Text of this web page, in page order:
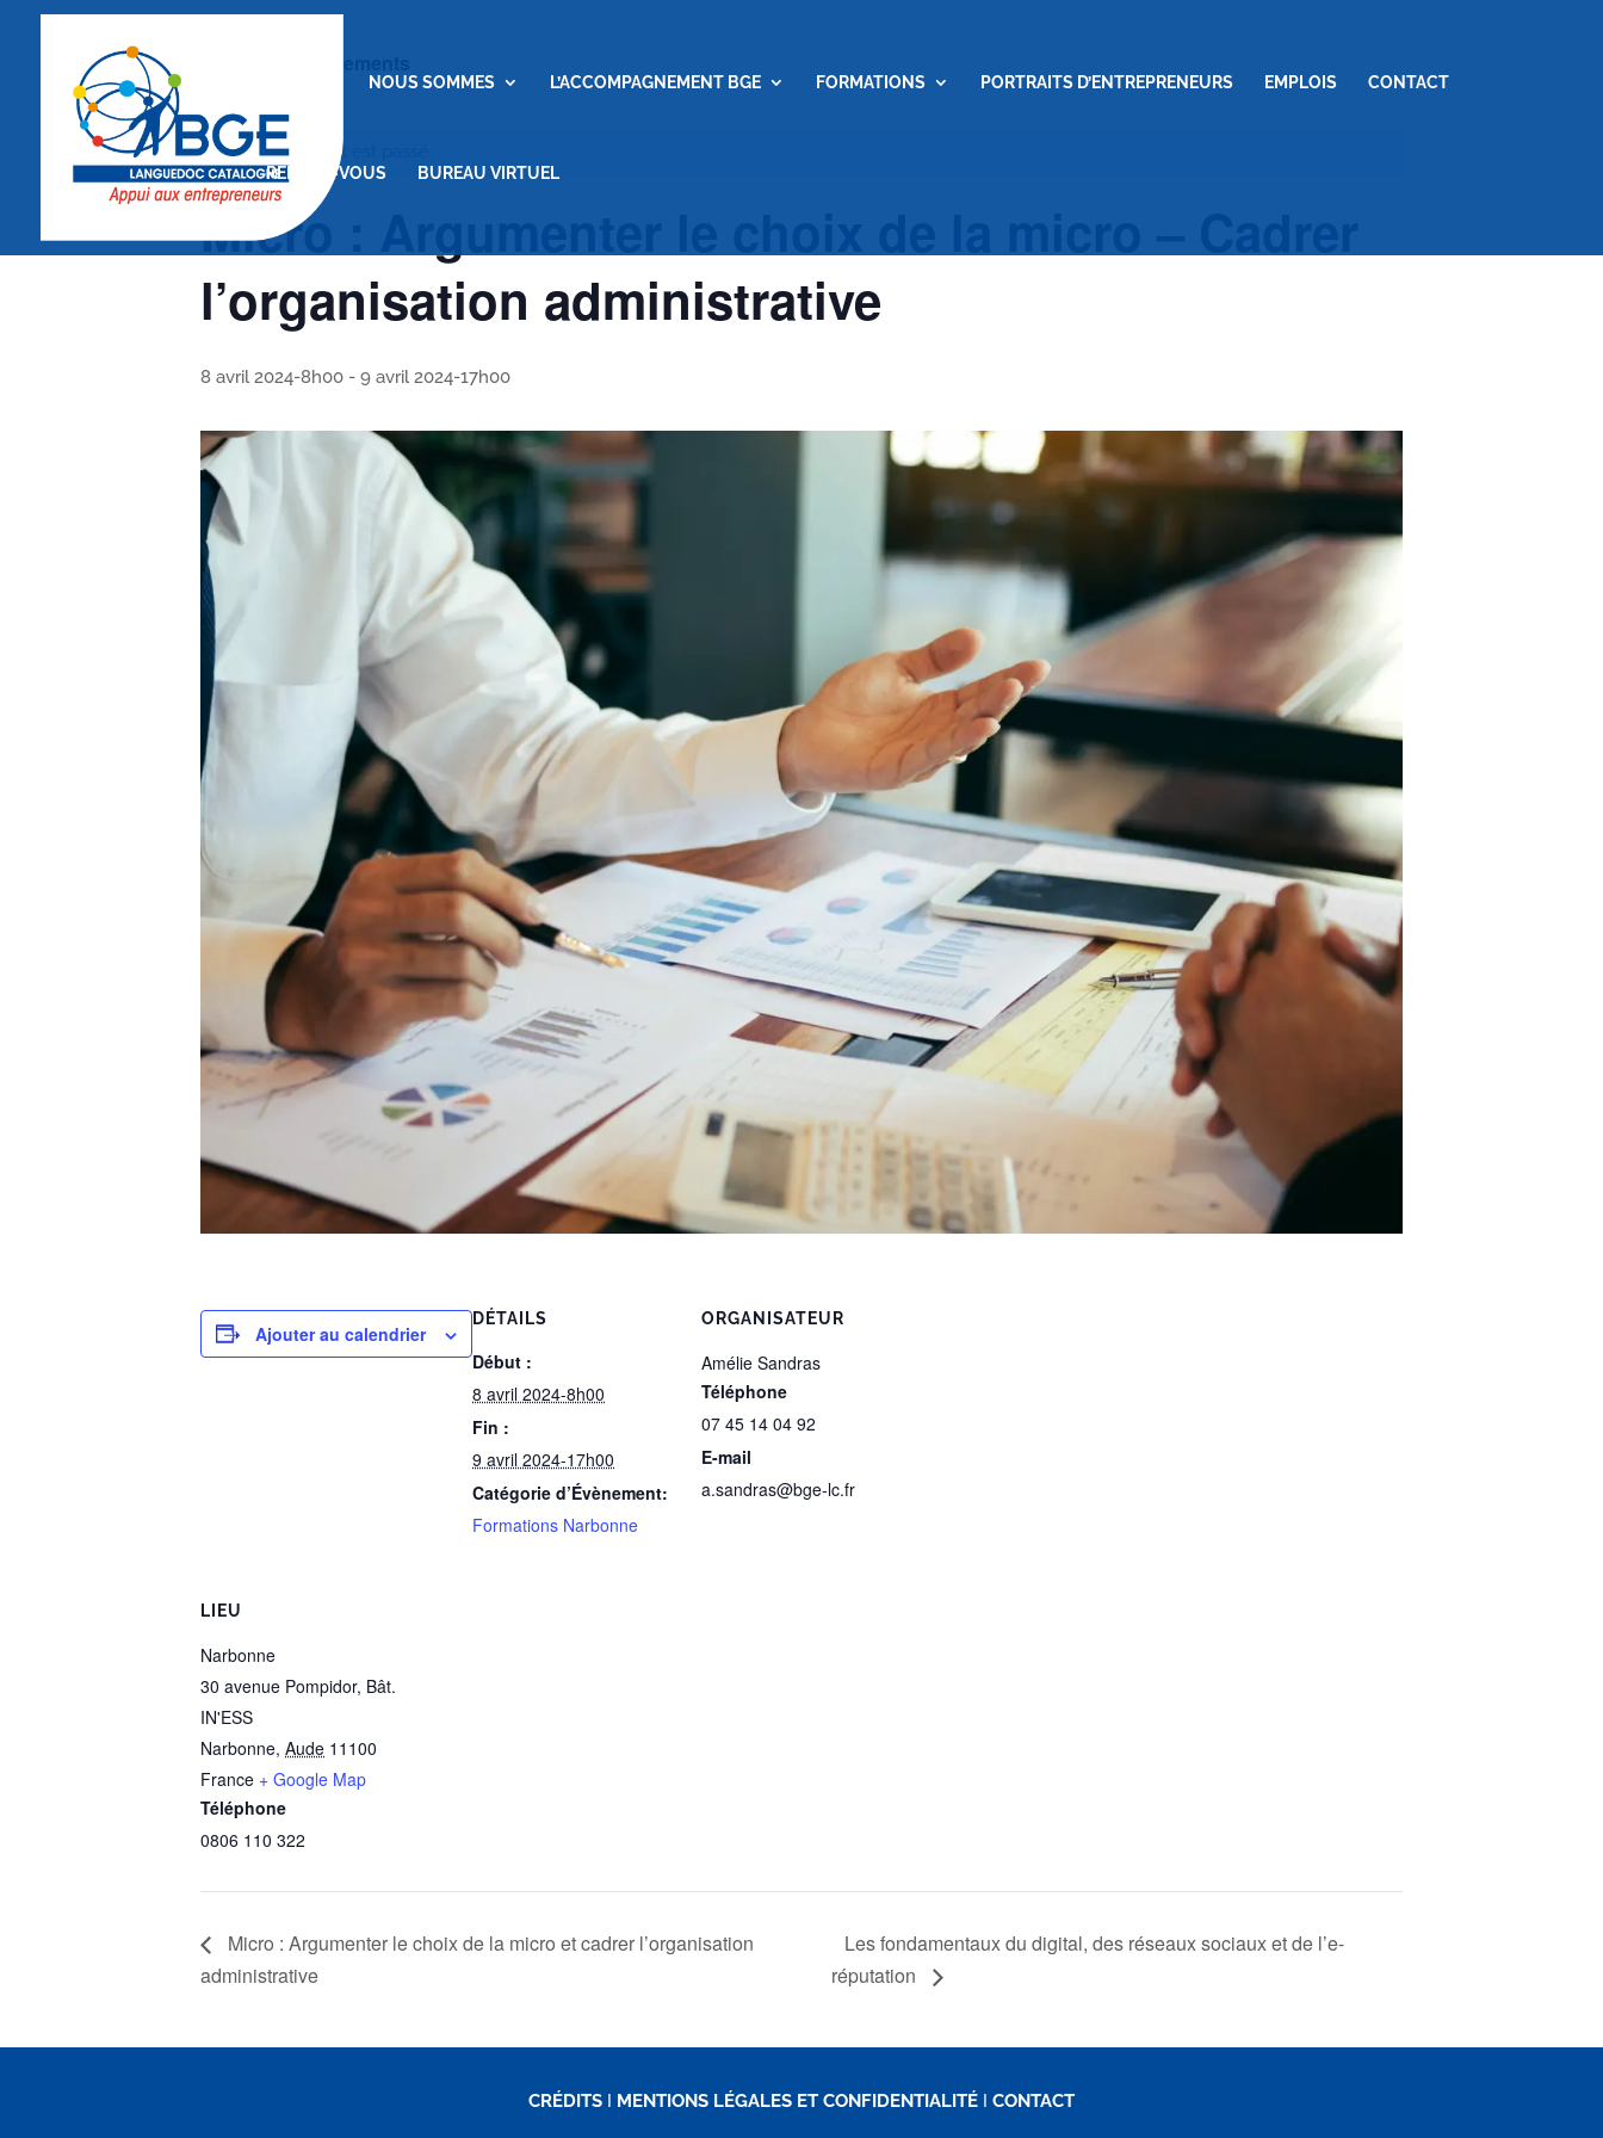
NOUS SOMMES L’ACCOMPAGNEMENT BGE FORMATIONS PORTRAITS D’ENTREPRENEURS EMPLOIS CONTACT
RENDEZ-VOUS BUREAU VIRTUEL
Cet évènement est passé.
Micro : Argumenter le choix de la micro – Cadrer
l’organisation administrative
8 avril 2024-8h00 - 9 avril 2024-17h00
Ajouter au calendrier
DÉTAILS
Début :
8 avril 2024-8h00
Fin :
9 avril 2024-17h00
Catégorie d’Évènement:
Formations Narbonne
ORGANISATEUR
Amélie Sandras
Téléphone
07 45 14 04 92
E-mail
a.sandras@bge-lc.fr
LIEU
Narbonne
30 avenue Pompidor, Bât.
IN'ESS
Narbonne, Aude 11100
France + Google Map
Téléphone
0806 110 322
Micro : Argumenter le choix de la micro et cadrer l’organisation
administrative
Les fondamentaux du digital, des réseaux sociaux et de l’e-
réputation
CRÉDITS I MENTIONS LÉGALES ET CONFIDENTIALITÉ I CONTACT